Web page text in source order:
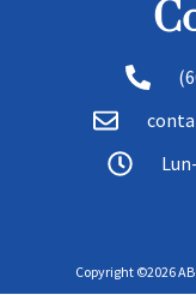
Copyright ©2026